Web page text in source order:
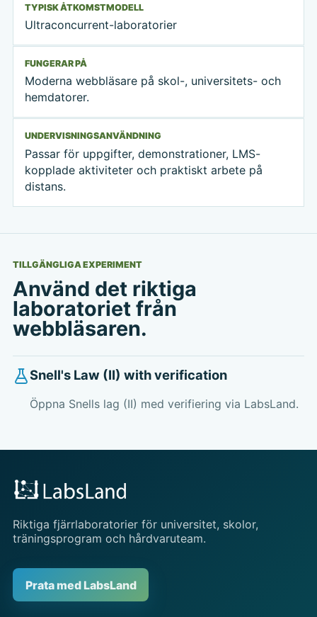
TYPISK ÅTKOMSTMODELL
Ultraconcurrent-laboratorier
FUNGERAR PÅ
Moderna webbläsare på skol-, universitets- och
hemdatorer.
UNDERVISNINGSANVÄNDNING
Passar för uppgifter, demonstrationer, LMS-
kopplade aktiviteter och praktiskt arbete på
distans.
TILLGÄNGLIGA EXPERIMENT
Använd det riktiga
laboratoriet från
webbläsaren.
Snell's Law (II) with verification
Öppna Snells lag (II) med verifiering via LabsLand.
Riktiga fjärrlaboratorier för universitet, skolor,
träningsprogram och hårdvaruteam.
Prata med LabsLand